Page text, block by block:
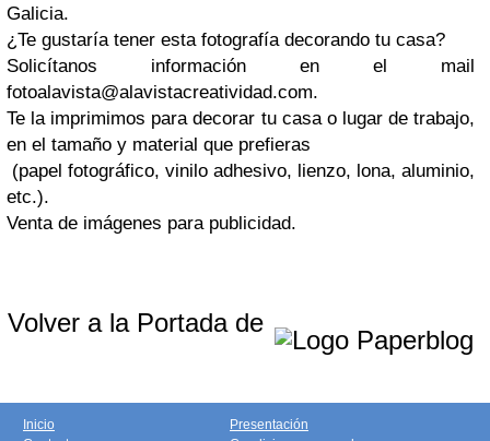
Galicia.
¿Te gustaría tener esta fotografía decorando tu casa?
Solicítanos información en el mail
fotoalavista@alavistacreatividad.com.
Te la imprimimos para decorar tu casa o lugar de trabajo,
en el tamaño y material que prefieras
(papel fotográfico, vinilo adhesivo, lienzo, lona, aluminio,
etc.).
Venta de imágenes para publicidad.
Volver a la Portada de
Inicio
Presentación